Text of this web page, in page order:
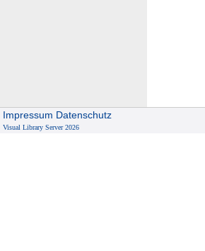
Impressum Datenschutz
Visual Library Server 2026